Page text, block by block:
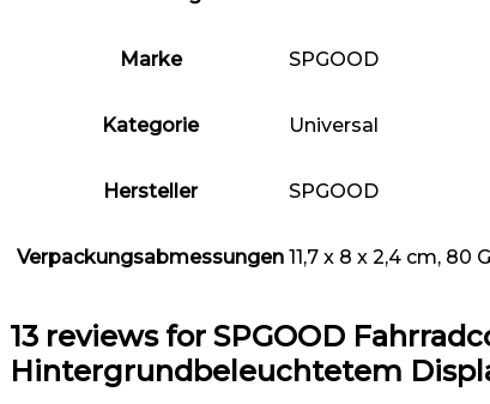
Marke ‎SPGOOD
Kategorie ‎Universal
Hersteller ‎SPGOOD
Verpackungsabmessungen ‎11,7 x 8 x 2,4 cm, 80
13 reviews for SPGOOD
Hintergrundbeleuchtetem